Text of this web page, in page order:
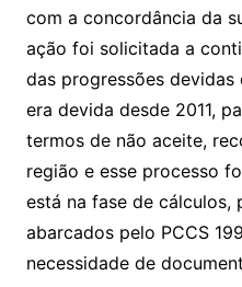
com a concordância da
ação foi solicitada a
das progressões devidas
era devida desde 2011,
termos de não aceite,
região e esse processo
está na fase de cálculos,
abarcados pelo PCCS
necessidade de